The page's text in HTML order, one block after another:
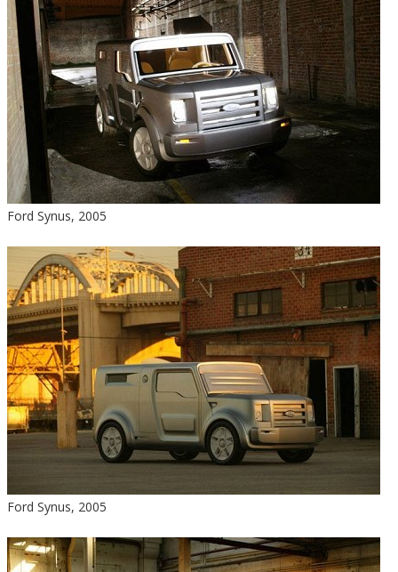
Ford Synus, 2005
Ford Synus, 2005